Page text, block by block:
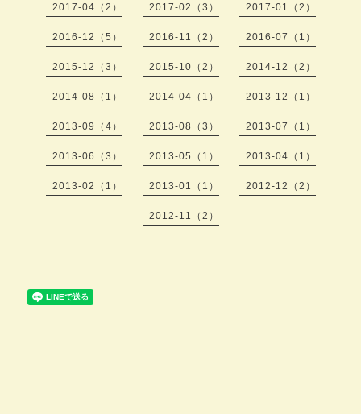
2017-04（2） 2017-02（3） 2017-01（2）
2016-12（5） 2016-11（2） 2016-07（1）
2015-12（3） 2015-10（2） 2014-12（2）
2014-08（1） 2014-04（1） 2013-12（1）
2013-09（4） 2013-08（3） 2013-07（1）
2013-06（3） 2013-05（1） 2013-04（1）
2013-02（1） 2013-01（1） 2012-12（2）
2012-11（2）